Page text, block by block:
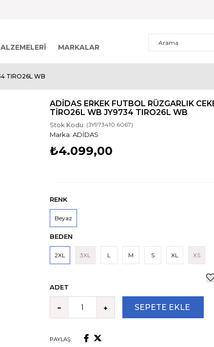
MARKALAR
TIRO26L WB
ADIDAS ERKEK FUTBOL RÜZGARLIK
TIRO26L WB JY9734 TIRO26L WB
Stok Kodu: (JY973410.6067)
ADİDAS
₺4.099,00
RENK
Beyaz
BEDEN
2XL 3XL L M S XL XS
ADET
PAYLAŞ: